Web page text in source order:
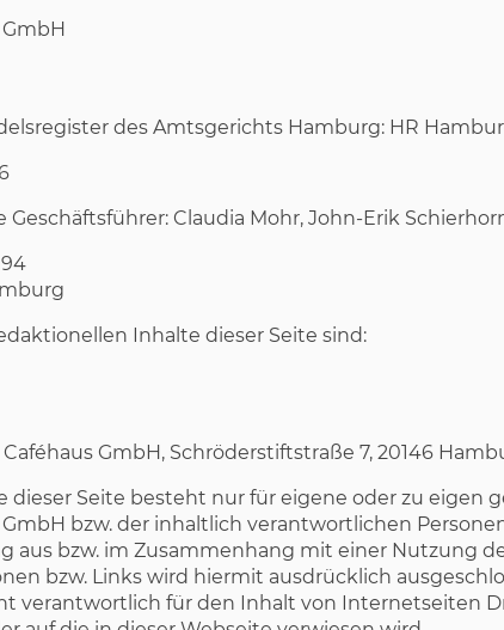
des Amtsgerichts Hamburg: HR
Claudia Mohr, John-Erik
Inhalte dieser Seite sind:
GmbH, Schröderstiftstraße 7, 20146
dieser Seite besteht nur für eigene oder zu eigen
bzw. der inhaltlich verantwortlichen
aus bzw. im Zusammenhang mit einer Nutzung
bzw. Links wird hiermit ausdrücklich
verantwortlich für den Inhalt von Internetseiten